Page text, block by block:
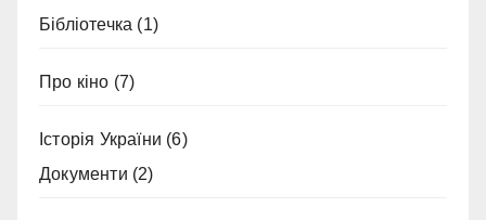
Бібліотечка (1)
Про кіно (7)
Історія України (6)
Документи (2)